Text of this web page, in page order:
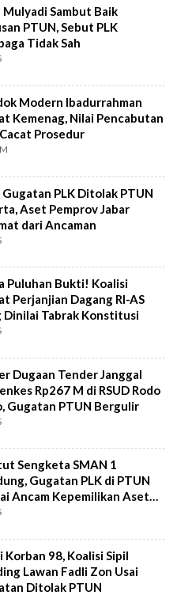
Mulyadi Sambut Baik
PTUN, Sebut PLK
Tidak Sah
Modern Ibadurrahman
Kemenag, Nilai Pencabutan
Cacat Prosedur
PLK Ditolak PTUN
Aset Pemprov Jabar
dari Ancaman
Puluhan Bukti! Koalisi
Perjanjian Dagang RI-AS
Dinilai Tabrak Konstitusi
Dugaan Tender Janggal
Rp267 M di RSUD Rodo
Gugatan PTUN Bergulir
Sengketa SMAN 1
Gugatan PLK di PTUN
Ancam Kepemilikan Aset
Korban 98, Koalisi Sipil
Lawan Fadli Zon Usai
Ditolak PTUN